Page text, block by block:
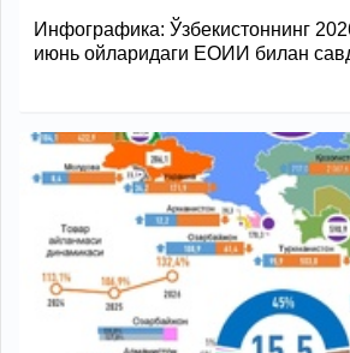
Инфографика: Ўзбекистоннинг
июнь ойларидаги ЕОИИ билан